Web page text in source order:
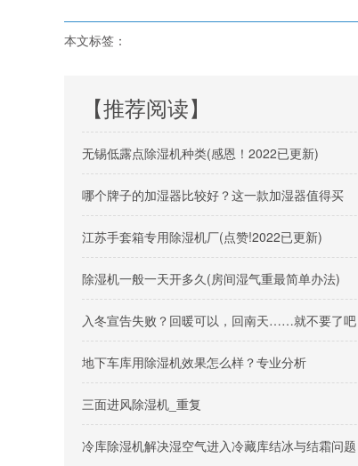
本文标签：
【推荐阅读】
无锡低露点除湿机种类(感恩！2022已更新)
哪个牌子的加湿器比较好？这一款加湿器值得买
江苏手套箱专用除湿机厂(点赞!2022已更新)
除湿机一般一天开多久(房间湿气重最简单办法)
入冬宣告失败？回暖可以，回南天……就不要了吧
地下车库用除湿机效果怎么样？专业分析
三面进风除湿机_重复
冷库除湿机解决湿空气进入冷藏库结冰与结霜问题